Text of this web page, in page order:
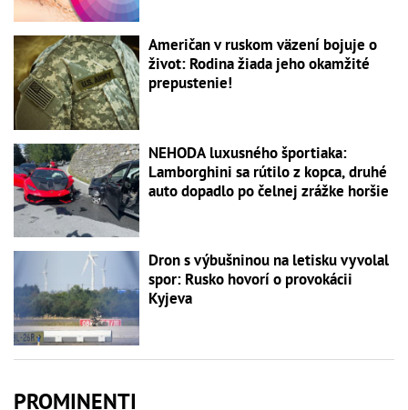
Američan v ruskom väzení bojuje o
život: Rodina žiada jeho okamžité
prepustenie!
NEHODA luxusného športiaka:
Lamborghini sa rútilo z kopca, druhé
auto dopadlo po čelnej zrážke horšie
Dron s výbušninou na letisku vyvolal
spor: Rusko hovorí o provokácii
Kyjeva
PROMINENTI